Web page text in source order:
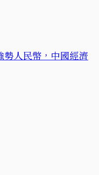
勢人民幣，中國經濟